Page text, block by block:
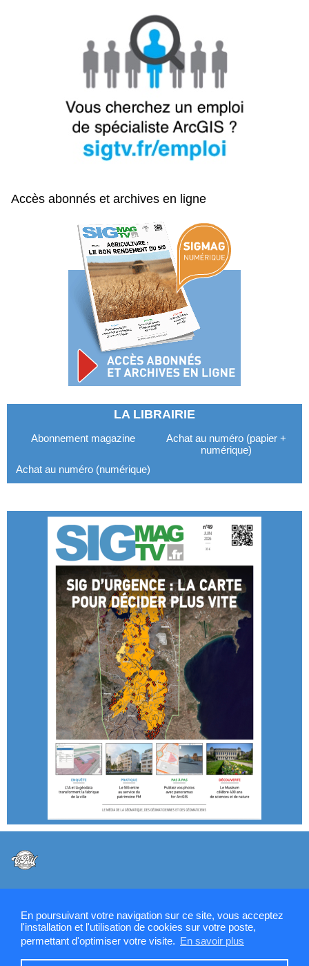
En poursuivant votre navigation sur ce site, vous acceptez
l'installation et l'utilisation de cookies sur votre poste,
permettant d'optimiser votre visite. En savoir plus
Accès abonnés et archives en ligne
LA LIBRAIRIE
Abonnement magazine
Achat au numéro (papier +
numérique)
Achat au numéro (numérique)
Contactez la rédaction de SIGMAG & SIGTV